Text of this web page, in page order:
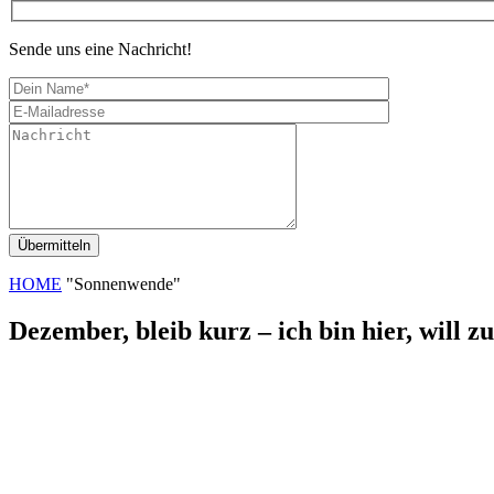
Sende uns eine Nachricht!
HOME "Sonnenwende"
Dezember, bleib kurz – ich bin hier, will